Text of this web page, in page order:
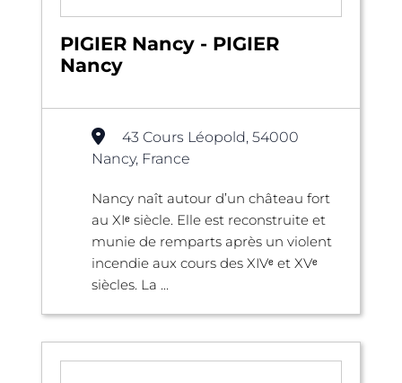
PIGIER Nancy - PIGIER
Nancy
43 Cours Léopold, 54000
Nancy, France
Nancy naît autour d’un château fort
au XIᵉ siècle. Elle est reconstruite et
munie de remparts après un violent
incendie aux cours des XIVᵉ et XVᵉ
siècles. La ...